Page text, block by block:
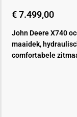
€7.499,00
John Deere X740
maaidek,
comfortabele